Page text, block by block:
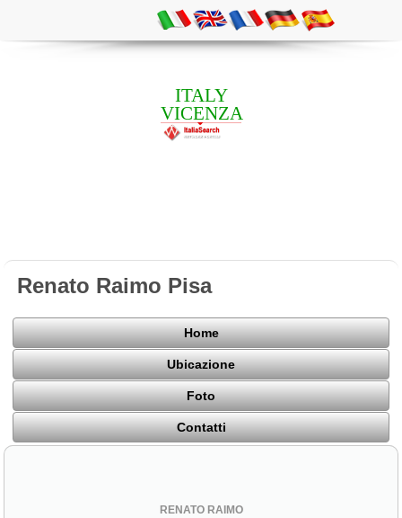
ITALY
VICENZA
Renato Raimo Pisa
Home
Ubicazione
Foto
Contatti
RENATO RAIMO